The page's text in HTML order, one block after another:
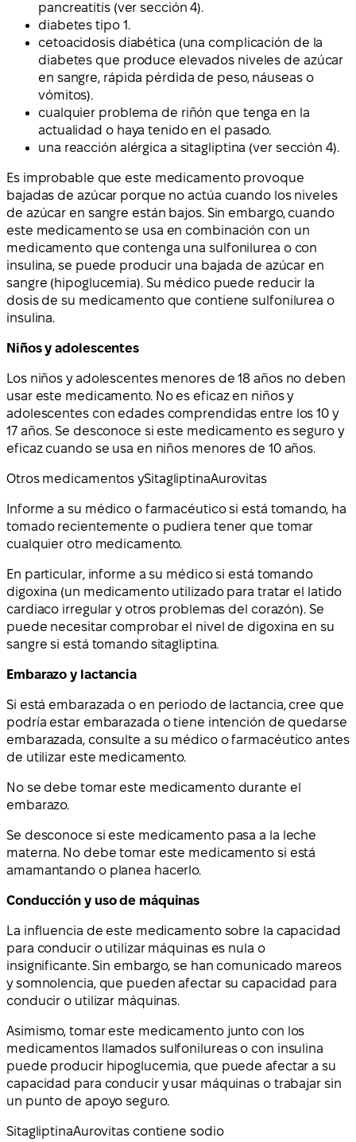
pancreatitis (ver sección 4).
diabetes tipo 1.
cetoacidosis diabética (una complicación de la
diabetes que produce elevados niveles de azúcar
en sangre, rápida pérdida de peso, náuseas o
vómitos).
cualquier problema de riñón que tenga en la
actualidad o haya tenido en el pasado.
una reacción alérgica a sitagliptina (ver sección 4).
Es improbable que este medicamento provoque
bajadas de azúcar porque no actúa cuando los niveles
de azúcar en sangre están bajos. Sin embargo, cuando
este medicamento se usa en combinación con un
medicamento que contenga una sulfonilurea o con
insulina, se puede producir una bajada de azúcar en
sangre (hipoglucemia). Su médico puede reducir la
dosis de su medicamento que contiene sulfonilurea o
insulina.
Niños y adolescentes
Los niños y adolescentes menores de 18 años no deben
usar este medicamento. No es eficaz en niños y
adolescentes con edades comprendidas entre los 10 y
17 años. Se desconoce si este medicamento es seguro y
eficaz cuando se usa en niños menores de 10 años.
Otros medicamentos ySitagliptinaAurovitas
Informe a su médico o farmacéutico si está tomando, ha
tomado recientemente o pudiera tener que tomar
cualquier otro medicamento.
En particular, informe a su médico si está tomando
digoxina (un medicamento utilizado para tratar el latido
cardiaco irregular y otros problemas del corazón). Se
puede necesitar comprobar el nivel de digoxina en su
sangre si está tomando sitagliptina.
Embarazo y lactancia
Si está embarazada o en periodo de lactancia, cree que
podría estar embarazada o tiene intención de quedarse
embarazada, consulte a su médico o farmacéutico antes
de utilizar este medicamento.
No se debe tomar este medicamento durante el
embarazo.
Se desconoce si este medicamento pasa a la leche
materna. No debe tomar este medicamento si está
amamantando o planea hacerlo.
Conducción y uso de máquinas
La influencia de este medicamento sobre la capacidad
para conducir o utilizar máquinas es nula o
insignificante. Sin embargo, se han comunicado mareos
y somnolencia, que pueden afectar su capacidad para
conducir o utilizar máquinas.
Asimismo, tomar este medicamento junto con los
medicamentos llamados sulfonilureas o con insulina
puede producir hipoglucemia, que puede afectar a su
capacidad para conducir y usar máquinas o trabajar sin
un punto de apoyo seguro.
SitagliptinaAurovitas contiene sodio